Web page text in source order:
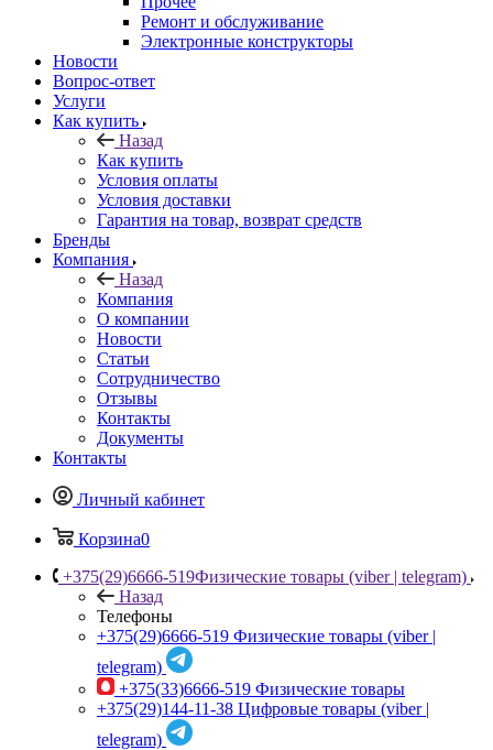
Ремонт и обслуживание
Электронные конструкторы
Новости
Вопрос-ответ
Услуги
Как купить
Назад
Как купить
Условия оплаты
Условия доставки
Гарантия на товар, возврат средств
Бренды
Компания
Назад
Компания
О компании
Новости
Статьи
Сотрудничество
Отзывы
Контакты
Документы
Контакты
Личный кабинет
Корзина0
+375(29)6666-519Физические товары (viber | telegram)
Назад
Телефоны
+375(29)6666-519 Физические товары (viber |
telegram)
+375(33)6666-519 Физические товары
+375(29)144-11-38 Цифровые товары (viber |
telegram)